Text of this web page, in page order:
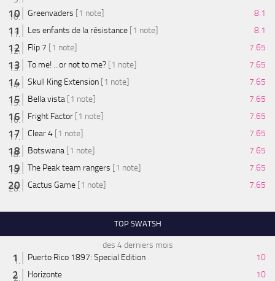
Greenvaders [1 note]
8.1
Les enfants de la résistance [1 note]
8.1
Flip 7 [1 note]
7.65
To me! ...or not to me? [1 note]
7.65
Skull King Extension [1 note]
7.65
Bella vista [1 note]
7.65
Fright Factor [1 note]
7.65
Clear 4 [1 note]
7.65
Botswana [1 note]
7.65
The Peak team rangers [1 note]
7.65
Cactus Game [1 note] 7.65
TOP SWATSH
des 4 derniers mois
Puerto Rico 1897: Special Edition
10
Horizonte
10